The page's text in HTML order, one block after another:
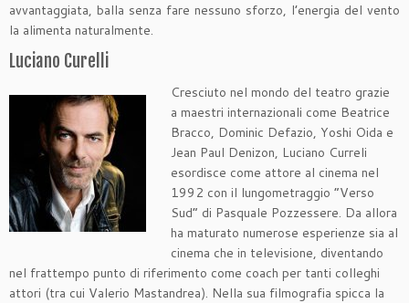
avvantaggiata, balla senza fare nessuno sforzo, l’energia del vento
la alimenta naturalmente.
Luciano Curelli
Cresciuto nel mondo del teatro grazie
a maestri internazionali come Beatrice
Bracco, Dominic Defazio, Yoshi Oida e
Jean Paul Denizon, Luciano Curreli
esordisce come attore al cinema nel
1992 con il lungometraggio “Verso
Sud” di Pasquale Pozzessere. Da allora
ha maturato numerose esperienze sia al
cinema che in televisione, diventando
nel frattempo punto di riferimento come coach per tanti colleghi
attori (tra cui Valerio Mastandrea). Nella sua filmografia spicca la